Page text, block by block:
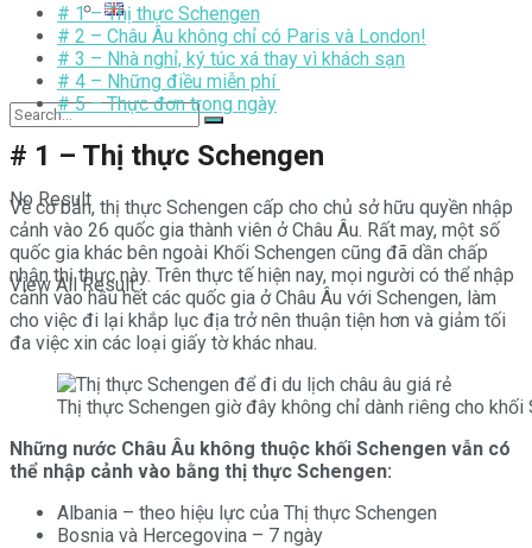
No Result
View All Result
# 1 – Thị thực Schengen
# 2 – Châu Âu không chỉ có Paris và London!
# 3 – Nhà nghỉ, ký túc xá thay vì khách sạn
# 4 – Những điều miễn phí
# 5 – Thực đơn trong ngày
# 1 – Thị thực Schengen
Về cơ bản, thị thực Schengen cấp cho chủ sở hữu quyền nhập
cảnh vào 26 quốc gia thành viên ở Châu Âu. Rất may, một số
quốc gia khác bên ngoài Khối Schengen cũng đã dần chấp
nhận thị thực này. Trên thực tế hiện nay, mọi người có thể nhập
cảnh vào hầu hết các quốc gia ở Châu Âu với Schengen, làm
cho việc đi lại khắp lục địa trở nên thuận tiện hơn và giảm tối
đa việc xin các loại giấy tờ khác nhau.
Thị thực Schengen giờ đây không chỉ dành riêng cho khối
Những nước Châu Âu không thuộc khối Schengen vẫn có
thể nhập cảnh vào bằng thị thực Schengen:
Albania – theo hiệu lực của Thị thực Schengen
Bosnia và Hercegovina – 7 ngày